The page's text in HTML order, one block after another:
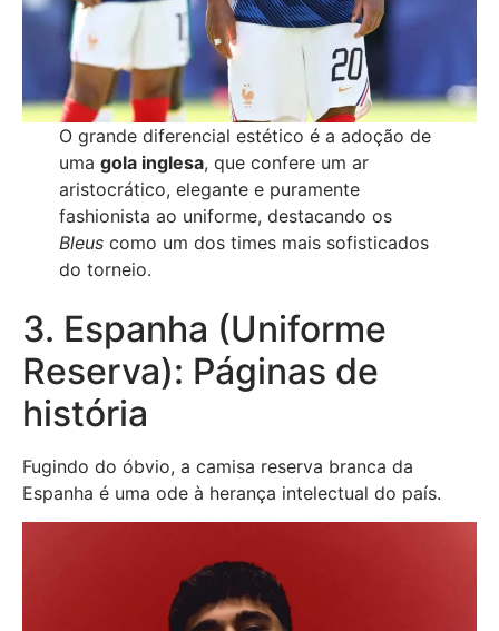
O grande diferencial estético é a adoção de
uma gola inglesa, que confere um ar
aristocrático, elegante e puramente
fashionista ao uniforme, destacando os
Bleuscomo um dos times mais sofisticados
do torneio.
3. Espanha (Uniforme
Reserva): Páginas de
história
Fugindo do óbvio, a camisa reserva branca da
Espanha é uma ode à herança intelectual do país.